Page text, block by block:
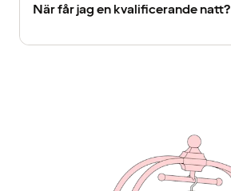
När får jag en kvalificerande natt?